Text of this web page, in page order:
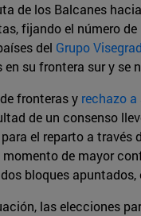
de los Balcanes
fijando el número
del Grupo
su frontera sur y se
fronteras y rechazo
de un consenso
el reparto a
de mayor
bloques
las elecciones